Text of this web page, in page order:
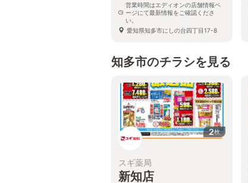
営業時間はエディオンの店舗情報ペ
ージにて最新情報をご確認くださ
い。
愛知県知多市にしの台四丁目17-8
知多市のチラシを見る
2枚
スギ薬局
新知店